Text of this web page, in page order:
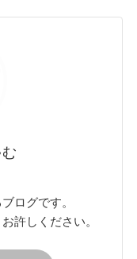
ログです。
しください。